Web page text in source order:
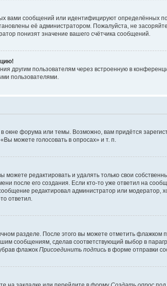
вами сообщений или идентифицируют определённых
её администратором. Пожалуйста, не
понизят значение вашего счётчика сообщений.
другим пользователям через встроенную в
пользователями.
форума или темы. Возможно, вам придётся
можете голосовать в опросах» и т. п.
редактировать и удалять только свои
после его создания. Если кто-то уже ответил на
редактировал администратор или модератор,
ответил.
разделе. После этого вы можете отметить флажком
сообщениям, сделав соответствующий выбор в
флажок Присоединить подпись в форме отправки